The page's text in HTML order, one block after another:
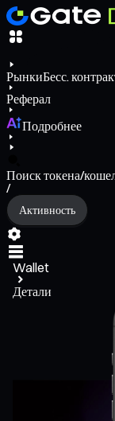
РынкиБесс.
Реферал
Подробнее
Поиск токена/
/
Активность
Wallet
Детали